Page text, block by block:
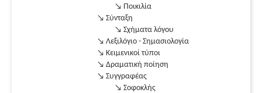
↘ Ποικιλία
↘ Σύνταξη
↘ Σχήματα λόγου
↘ Λεξιλόγιο - Σημασιολογία
↘ Κειμενικοί τύποι
↘ Δραματική ποίηση
↘ Συγγραφέας
↘ Σοφοκλής